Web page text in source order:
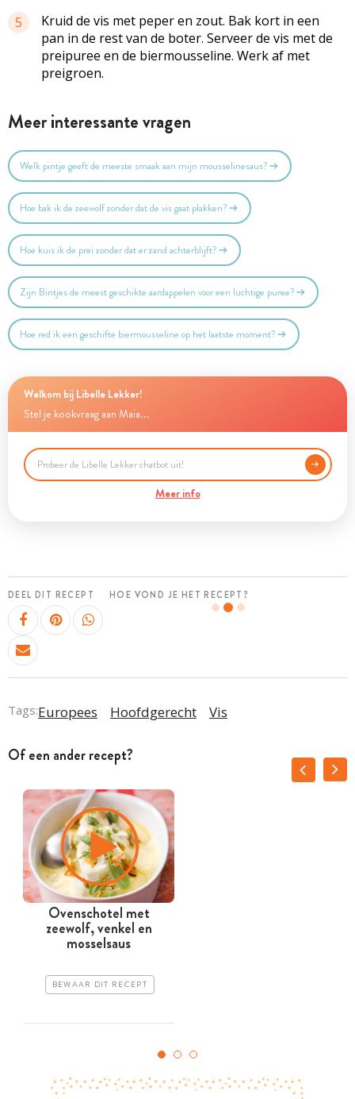
5
Kruid de vis met peper en zout. Bak kort in een
pan in de rest van de boter. Serveer de vis met de
preipuree en de biermousseline. Werk af met
preigroen.
Meer interessante vragen
Welk pintje geeft de meeste smaak aan mijn mousselinesaus?
Hoe bak ik de zeewolf zonder dat de vis gaat plakken?
Hoe kuis ik de prei zonder dat er zand achterblijft?
Zijn Bintjes de meest geschikte aardappelen voor een luchtige puree?
Hoe red ik een geschifte biermousseline op het laatste moment?
Welkom bij Libelle Lekker!
Stel je kookvraag aan Maia...
Meer info
DEEL DIT RECEPT HOE VOND JE HET RECEPT?
Tags:Europees Hoofdgerecht Vis
Of een ander recept?
Ovenschotel met
zeewolf, venkel en
mosselsaus
BEWAAR DIT RECEPT